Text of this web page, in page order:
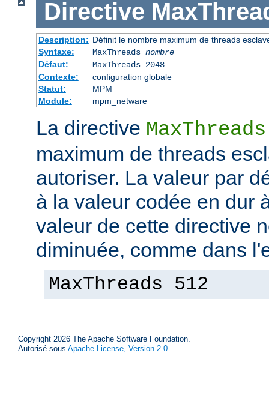
Directive
Description: Définit le nombre maximum de threads
Syntaxe:
MaxThreads nombre
Défaut:
MaxThreads 2048
Contexte:
configuration globale
Statut:
MPM
Module:
mpm_netware
La directive MaxThreads
maximum de threads
autoriser. La valeur par
à la valeur codée en dur
valeur de cette directive
diminuée, comme dans
MaxThreads 512
Copyright 2026 The Apache Software Foundation.
Autorisé sous Apache License, Version 2.0.